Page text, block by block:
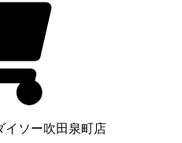
イソー吹田泉町店